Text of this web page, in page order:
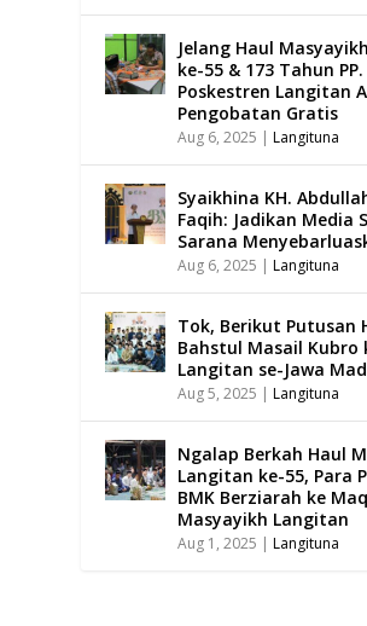
Jelang Haul
ke-55 & 173 Tahun
Poskestren Langitan
Pengobatan Gratis
Aug 6, 2025 | Langituna
Syaikhina KH.
Faqih: Jadikan Media
Sarana
Aug 6, 2025 | Langituna
Tok, Berikut Putusan
Bahstul Masail Kubro
Langitan se-Jawa
Aug 5, 2025 | Langituna
Ngalap Berkah Haul
Langitan ke-55, Para
BMK Berziarah ke
Masyayikh Langitan
Aug 1, 2025 | Langituna